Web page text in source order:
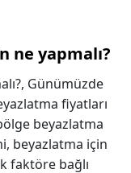
ne yapmalı?
Günümüzde
fiyatları
beyazlatma
beyazlatma için
faktöre bağlı